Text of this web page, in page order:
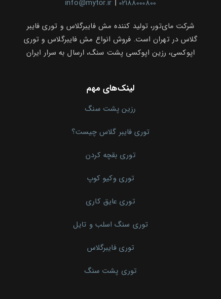
info@mytor.ir | 02188000800
شرکت مای‌تور، تولید کننده مش فایبرگلاس و توری فایبر
گلاس در تهران است. فروش انواع مش فایبرگلاس و توری
اپوکسی، رزین اپوکسی پشت سنگ، ارسال به سرار ایران
لینک‌های مهم
رزین پشت سنگ
توری فایبر گلاس چیست؟
توری بقچه کردن
توری وکیو کوپ
توری عایق کاری
توری سنگ اسلب و تایل
توری فایبرگلاس
توری پشت سنگ